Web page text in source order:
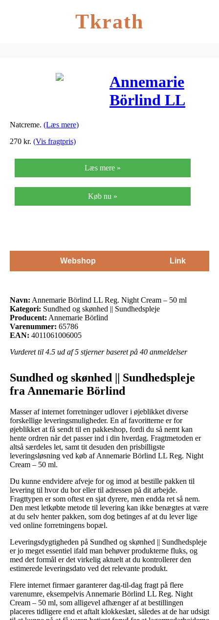
Tkrath
Annemarie
Börlind LL
Natcreme. (Læs mere)
270 kr. (Vis fragtpris)
Læs mere »
Køb nu »
Webshop Link
Navn: Annemarie Börlind LL Reg. Night Cream – 50 ml
Kategori: Sundhed og skønhed || Sundhedspleje
Producent: Annemarie Börlind
Varenummer: 65786
EAN: 4011061006005
Vurderet til 4.5 ud af 5 stjerner baseret på 40 anmeldelser
Sundhed og skønhed || Sundhedspleje
fra Annemarie Börlind
Masser af internet forretninger udlover i øjeblikket diverse
forskellige leveringsmuligheder. En af favoritterne er for
øjeblikket at få sendt til en pakkeshop, fordi du så nemt kan
hente ordren når det passer ind i din hverdag. Fragtmetoden er
altså særdeles let, samt tit desuden den prisbilligste
leveringsløsning ved køb af Annemarie Börlind LL Reg. Night
Cream – 50 ml.
Du kunne endvidere afveje for og imod at bestille pakken til
levering til hvor du bor eller til adressen på dit arbejde.
Fragttypen er som oftest en sjat dyrere, men endda ret så nem.
Den mest letkøbte metode til levering kan ikke benægtes at være
at du selv henter pakken, som dog betinges af at du lever lige
ved online forretningens bopæl.
Leveringsdygtigheden på Sundhed og skønhed || Sundhedspleje
er jo meget essentiel ifald man behøver produkterne fluks, og
med det formål er det virkelig aktuelt at du kontrollerer den
estimerede leveringsdato ved det relevante produkt.
Flere internet firmaer garanterer dag-til-dag fragt på flere
varenumre, eksempelvis Annemarie Börlind LL Reg. Night
Cream – 50 ml, som alligevel afhænger af at bestillingen
placeres tidligere end et aftalt klokkeslæt, således at de har udsigt